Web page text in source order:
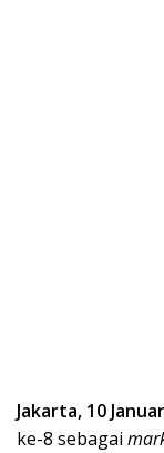
Jakarta, 10
ke-8 sebagai